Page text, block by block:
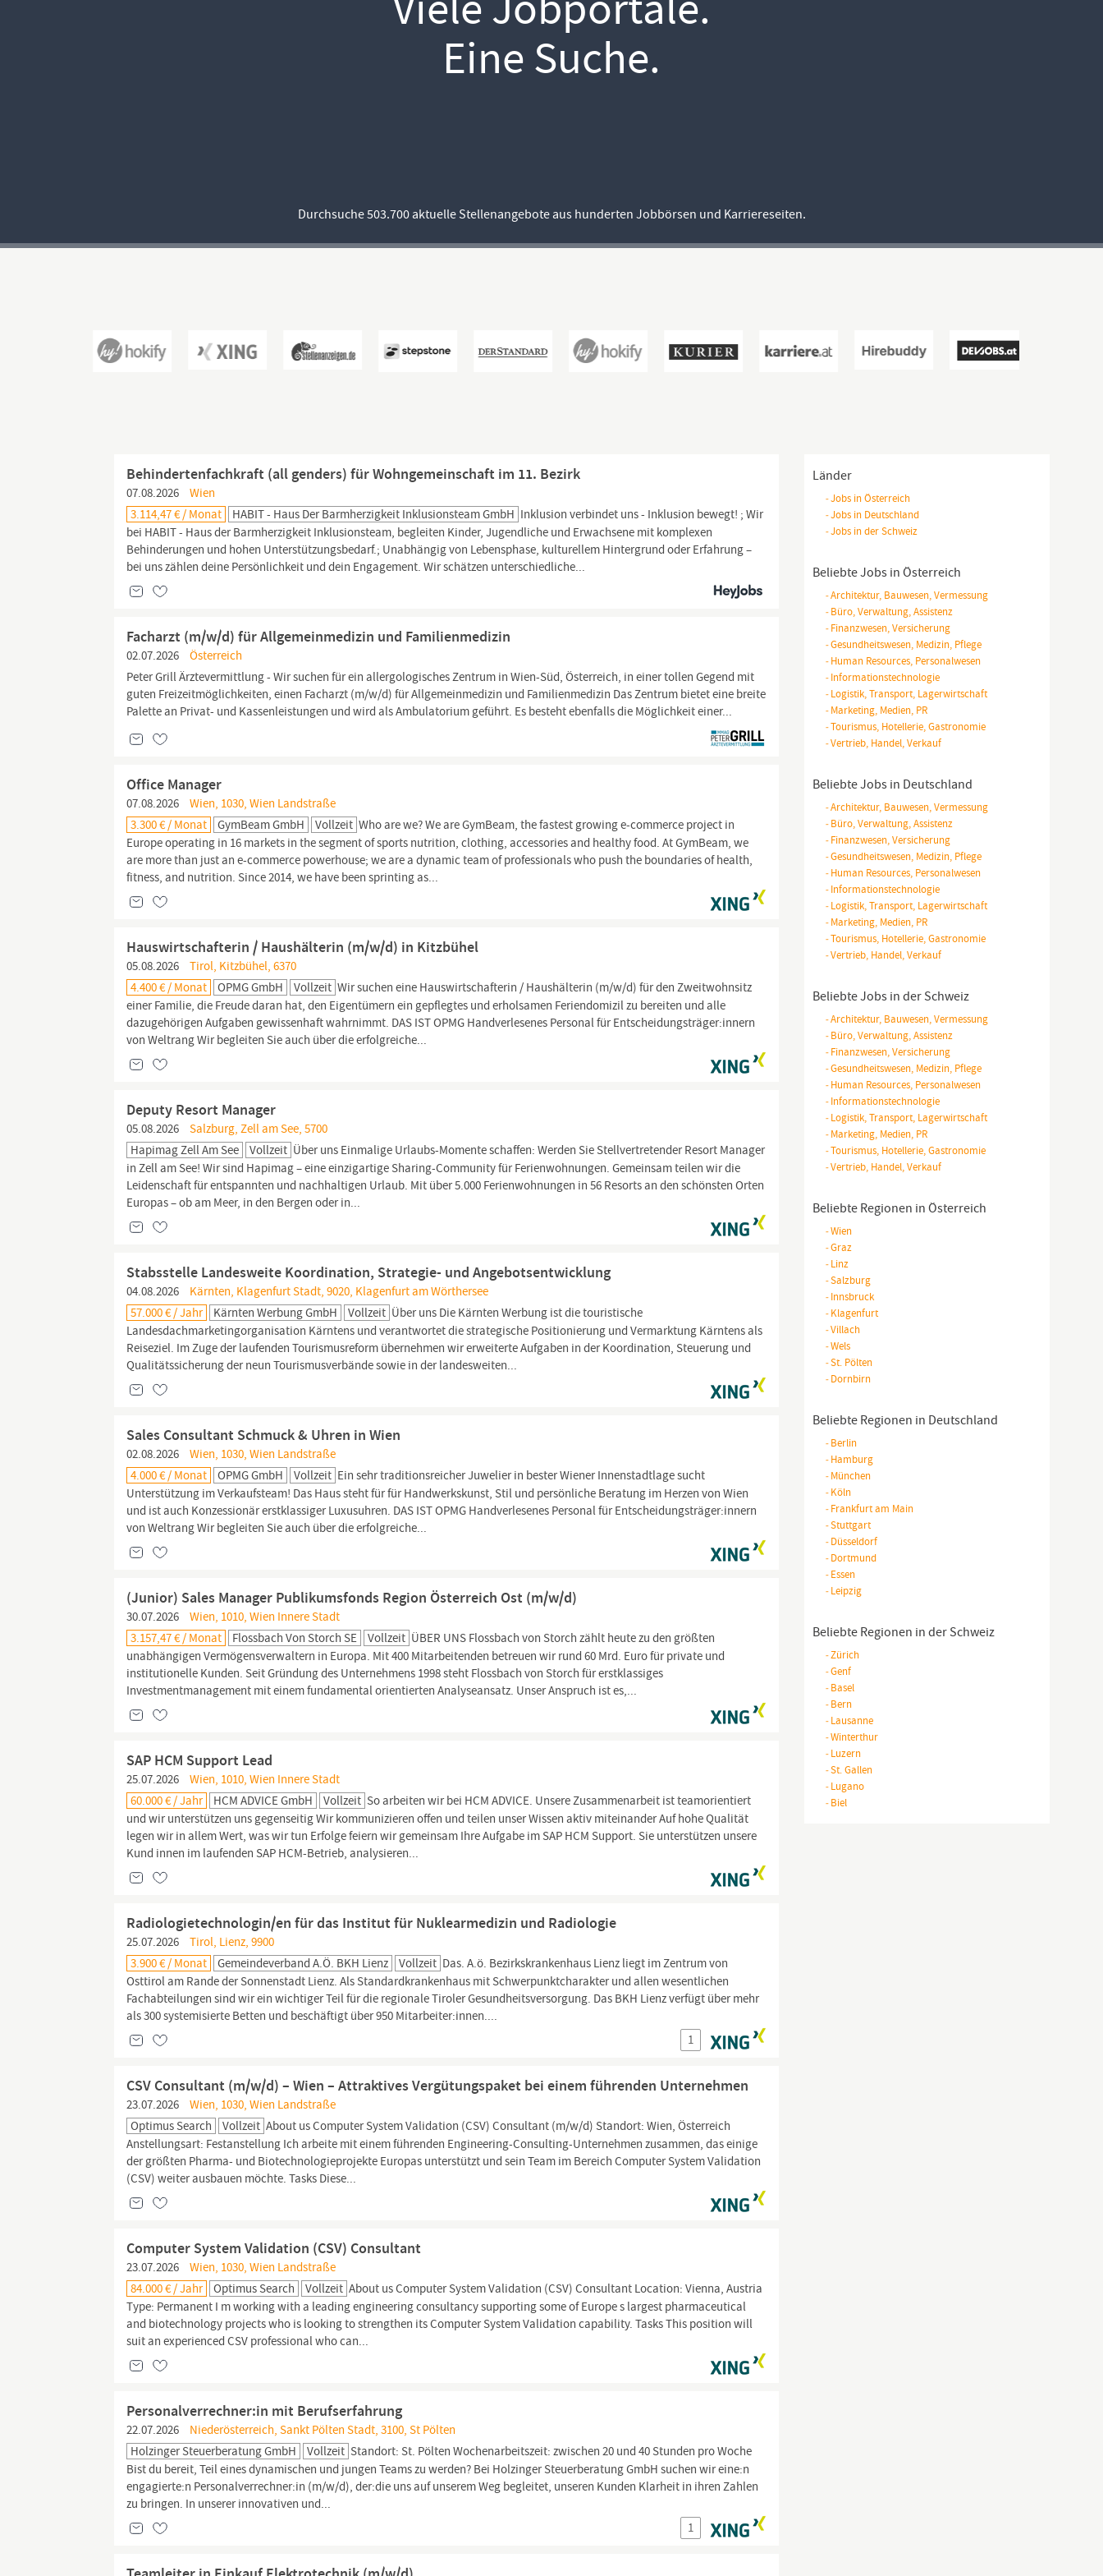
Eine Suche.
Durchsuche 503.700 aktuelle Stellenangebote aus hunderten Jobbörsen und Karriereseiten.
Länder
-Jobs in Österreich
-Jobs in Deutschland
-Jobs in der Schweiz
Beliebte Jobs in Österreich
-Architektur, Bauwesen, Vermessung
-Büro, Verwaltung, Assistenz
-Finanzwesen, Versicherung
-Gesundheitswesen, Medizin, Pflege
-Human Resources, Personalwesen
-Informationstechnologie
-Logistik, Transport, Lagerwirtschaft
-Marketing, Medien, PR
-Tourismus, Hotellerie, Gastronomie
-Vertrieb, Handel, Verkauf
Beliebte Jobs in Deutschland
-Architektur, Bauwesen, Vermessung
-Büro, Verwaltung, Assistenz
-Finanzwesen, Versicherung
-Gesundheitswesen, Medizin, Pflege
-Human Resources, Personalwesen
-Informationstechnologie
-Logistik, Transport, Lagerwirtschaft
-Marketing, Medien, PR
-Tourismus, Hotellerie, Gastronomie
-Vertrieb, Handel, Verkauf
Beliebte Jobs in der Schweiz
-Architektur, Bauwesen, Vermessung
-Büro, Verwaltung, Assistenz
-Finanzwesen, Versicherung
-Gesundheitswesen, Medizin, Pflege
-Human Resources, Personalwesen
-Informationstechnologie
-Logistik, Transport, Lagerwirtschaft
-Marketing, Medien, PR
-Tourismus, Hotellerie, Gastronomie
-Vertrieb, Handel, Verkauf
Beliebte Regionen in Österreich
-Wien
-Graz
-Linz
-Salzburg
-Innsbruck
-Klagenfurt
-Villach
-Wels
-St. Pölten
-Dornbirn
Beliebte Regionen in Deutschland
-Berlin
-Hamburg
-München
-Köln
-Frankfurt am Main
-Stuttgart
-Düsseldorf
-Dortmund
-Essen
-Leipzig
Beliebte Regionen in der Schweiz
-Zürich
-Genf
-Basel
-Bern
-Lausanne
-Winterthur
-Luzern
-St. Gallen
-Lugano
-Biel
Behindertenfachkraft (all genders) für Wohngemeinschaft im 11. Bezirk
07.08.2026
Wien
3.114,47 € / Monat
HABIT - Haus Der Barmherzigkeit Inklusionsteam GmbH Inklusion verbindet uns - Inklusion bewegt! ; Wir
bei HABIT - Haus der Barmherzigkeit Inklusionsteam, begleiten Kinder, Jugendliche und Erwachsene mit komplexen
Behinderungen und hohen Unterstützungsbedarf.; Unabhängig von Lebensphase, kulturellem Hintergrund oder Erfahrung –
bei uns zählen deine Persönlichkeit und dein Engagement. Wir schätzen unterschiedliche...
Facharzt (m/w/d) für Allgemeinmedizin und Familienmedizin
02.07.2026
Österreich
Peter Grill Ärztevermittlung - Wir suchen für ein allergologisches Zentrum in Wien-Süd, Österreich, in einer tollen Gegend mit
guten Freizeitmöglichkeiten, einen Facharzt (m/w/d) für Allgemeinmedizin und Familienmedizin Das Zentrum bietet eine breite
Palette an Privat- und Kassenleistungen und wird als Ambulatorium geführt. Es besteht ebenfalls die Möglichkeit einer...
Office Manager
07.08.2026
Wien, 1030, Wien Landstraße
3.300 € / Monat
GymBeam GmbH Vollzeit Who are we? We are GymBeam, the fastest growing e-commerce project in
Europe operating in 16 markets in the segment of sports nutrition, clothing, accessories and healthy food. At GymBeam, we
are more than just an e-commerce powerhouse; we are a dynamic team of professionals who push the boundaries of health,
fitness, and nutrition. Since 2014, we have been sprinting as...
Hauswirtschafterin / Haushälterin (m/w/d) in Kitzbühel
05.08.2026
Tirol, Kitzbühel, 6370
4.400 € / Monat
OPMG GmbH Vollzeit Wir suchen eine Hauswirtschafterin / Haushälterin (m/w/d) für den Zweitwohnsitz
einer Familie, die Freude daran hat, den Eigentümern ein gepflegtes und erholsamen Feriendomizil zu bereiten und alle
dazugehörigen Aufgaben gewissenhaft wahrnimmt. DAS IST OPMG Handverlesenes Personal für Entscheidungsträger:innern
von Weltrang Wir begleiten Sie auch über die erfolgreiche...
Deputy Resort Manager
05.08.2026
Salzburg, Zell am See, 5700
Hapimag Zell Am See
Vollzeit Über uns Einmalige Urlaubs-Momente schaffen: Werden Sie Stellvertretender Resort Manager
in Zell am See! Wir sind Hapimag – eine einzigartige Sharing-Community für Ferienwohnungen. Gemeinsam teilen wir die
Leidenschaft für entspannten und nachhaltigen Urlaub. Mit über 5.000 Ferienwohnungen in 56 Resorts an den schönsten Orten
Europas – ob am Meer, in den Bergen oder in...
Stabsstelle Landesweite Koordination, Strategie- und Angebotsentwicklung
04.08.2026
Kärnten, Klagenfurt Stadt, 9020, Klagenfurt am Wörthersee
57.000 € / Jahr
Kärnten Werbung GmbH Vollzeit Über uns Die Kärnten Werbung ist die touristische
Landesdachmarketingorganisation Kärntens und verantwortet die strategische Positionierung und Vermarktung Kärntens als
Reiseziel. Im Zuge der laufenden Tourismusreform übernehmen wir erweiterte Aufgaben in der Koordination, Steuerung und
Qualitätssicherung der neun Tourismusverbände sowie in der landesweiten...
Sales Consultant Schmuck & Uhren in Wien
02.08.2026
Wien, 1030, Wien Landstraße
4.000 € / Monat
OPMG GmbH Vollzeit Ein sehr traditionsreicher Juwelier in bester Wiener Innenstadtlage sucht
Unterstützung im Verkaufsteam! Das Haus steht für für Handwerkskunst, Stil und persönliche Beratung im Herzen von Wien
und ist auch Konzessionär erstklassiger Luxusuhren. DAS IST OPMG Handverlesenes Personal für Entscheidungsträger:innern
von Weltrang Wir begleiten Sie auch über die erfolgreiche...
(Junior) Sales Manager Publikumsfonds Region Österreich Ost (m/w/d)
30.07.2026
Wien, 1010, Wien Innere Stadt
3.157,47 € / Monat
Flossbach Von Storch SE Vollzeit ÜBER UNS Flossbach von Storch zählt heute zu den größten
unabhängigen Vermögensverwaltern in Europa. Mit 400 Mitarbeitenden betreuen wir rund 60 Mrd. Euro für private und
institutionelle Kunden. Seit Gründung des Unternehmens 1998 steht Flossbach von Storch für erstklassiges
Investmentmanagement mit einem fundamental orientierten Analyseansatz. Unser Anspruch ist es,...
SAP HCM Support Lead
25.07.2026
Wien, 1010, Wien Innere Stadt
60.000 € / Jahr
HCM ADVICE GmbH Vollzeit So arbeiten wir bei HCM ADVICE. Unsere Zusammenarbeit ist teamorientiert
und wir unterstützen uns gegenseitig Wir kommunizieren offen und teilen unser Wissen aktiv miteinander Auf hohe Qualität
legen wir in allem Wert, was wir tun Erfolge feiern wir gemeinsam Ihre Aufgabe im SAP HCM Support. Sie unterstützen unsere
Kund innen im laufenden SAP HCM-Betrieb, analysieren...
Radiologietechnologin/en für das Institut für Nuklearmedizin und Radiologie
25.07.2026
Tirol, Lienz, 9900
3.900 € / Monat
Gemeindeverband A.ö. BKH Lienz Vollzeit Das. A.ö. Bezirkskrankenhaus Lienz liegt im Zentrum von
Osttirol am Rande der Sonnenstadt Lienz. Als Standardkrankenhaus mit Schwerpunktcharakter und allen wesentlichen
Fachabteilungen sind wir ein wichtiger Teil für die regionale Tiroler Gesundheitsversorgung. Das BKH Lienz verfügt über mehr
als 300 systemisierte Betten und beschäftigt über 950 Mitarbeiter:innen....
1
CSV Consultant (m/w/d) – Wien – Attraktives Vergütungspaket bei einem führenden Unternehmen
23.07.2026
Wien, 1030, Wien Landstraße
Optimus Search
Vollzeit About us Computer System Validation (CSV) Consultant (m/w/d) Standort: Wien, Österreich
Anstellungsart: Festanstellung Ich arbeite mit einem führenden Engineering-Consulting-Unternehmen zusammen, das einige
der größten Pharma- und Biotechnologieprojekte Europas unterstützt und sein Team im Bereich Computer System Validation
(CSV) weiter ausbauen möchte. Tasks Diese...
Computer System Validation (CSV) Consultant
23.07.2026
Wien, 1030, Wien Landstraße
84.000 € / Jahr
Optimus Search Vollzeit About us Computer System Validation (CSV) Consultant Location: Vienna, Austria
Type: Permanent I m working with a leading engineering consultancy supporting some of Europe s largest pharmaceutical
and biotechnology projects who is looking to strengthen its Computer System Validation capability. Tasks This position will
suit an experienced CSV professional who can...
Personalverrechner:in mit Berufserfahrung
22.07.2026
Niederösterreich, Sankt Pölten Stadt, 3100, St Pölten
Holzinger Steuerberatung GmbH
Vollzeit Standort: St. Pölten Wochenarbeitszeit: zwischen 20 und 40 Stunden pro Woche
Bist du bereit, Teil eines dynamischen und jungen Teams zu werden? Bei Holzinger Steuerberatung GmbH suchen wir eine:n
engagierte:n Personalverrechner:in (m/w/d), der:die uns auf unserem Weg begleitet, unseren Kunden Klarheit in ihren Zahlen
zu bringen. In unserer innovativen und...
1